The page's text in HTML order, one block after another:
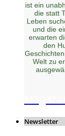
ist ein
die statt
Leben
und die
erwarten
den
Welt zu
Newsletter